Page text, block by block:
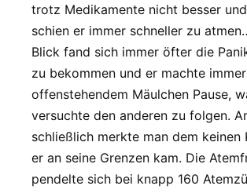
trotz Medikamente nicht besser
schien er immer schneller zu
Blick fand sich immer öfter die
zu bekommen und er machte
offenstehendem Mäulchen Pause,
versuchte den anderen zu folgen.
schließlich merkte man dem keinen
er an seine Grenzen kam. Die
pendelte sich bei knapp 160